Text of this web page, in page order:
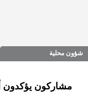
شؤون محلية
مشاركون يؤكدون